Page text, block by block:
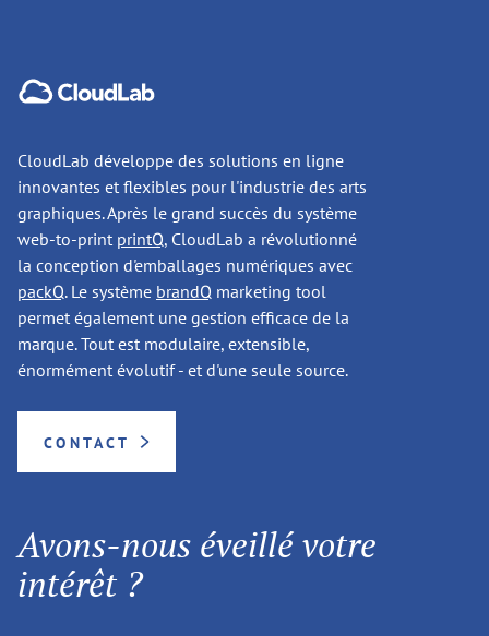
CloudLab développe des solutions en ligne
innovantes et flexibles pour l'industrie des arts
graphiques. Après le grand succès du système
web-to-print printQ, CloudLab a révolutionné
la conception d'emballages numériques avec
packQ. Le système brandQ marketing tool
permet également une gestion efficace de la
marque. Tout est modulaire, extensible,
énormément évolutif - et d'une seule source.
CONTACT
Avons-nous éveillé votre
intérêt ?